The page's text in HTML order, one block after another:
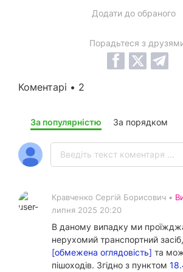
Додати до обраного
Порадьтеся з
Коментарі • 2
За популярністю За порядком
Кравченко Сергій Борисович •
липня 2025 20:20
В даному випадку ми
нерухомий транспортний
[обмежена оглядовість] та
пішоходів. Згідно з пунктом